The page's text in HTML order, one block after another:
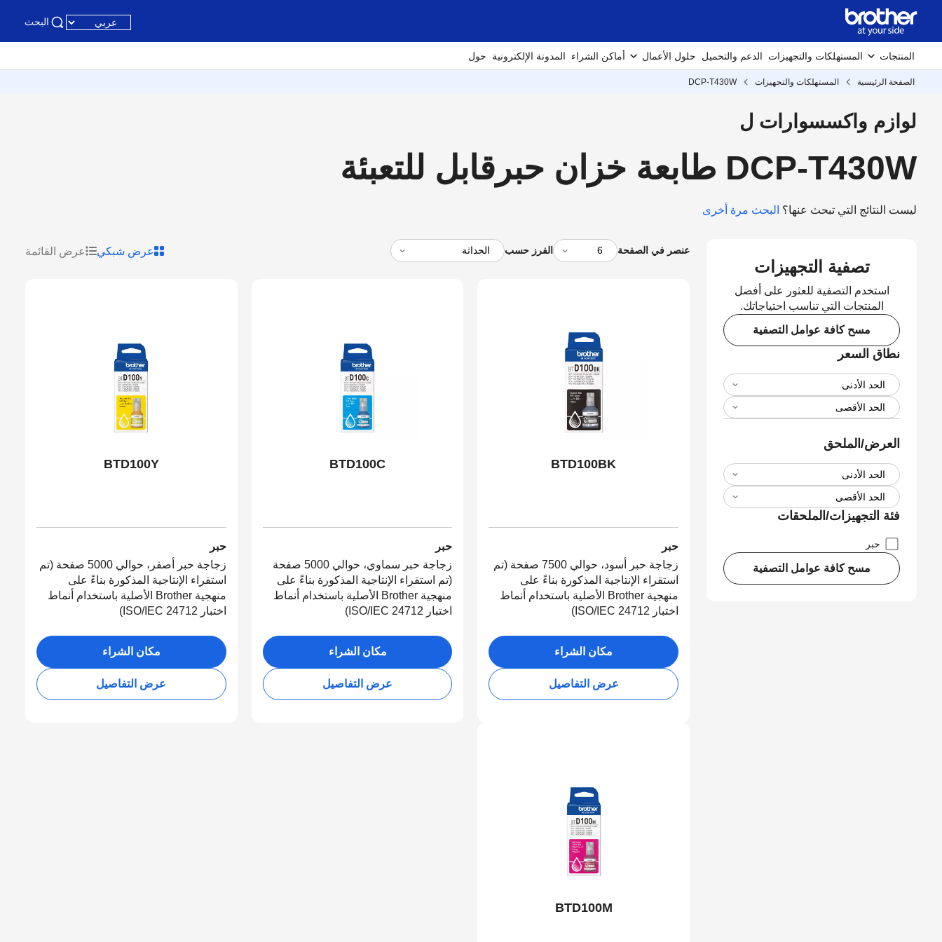
البحث
المنتجات المستهلكات والتجهيزات الدعم والتحميل حلول الأعمال أماكن الشراء المدونة الإلكترونية حول
الصفحة الرئيسية المستهلكات والتجهيزات DCP-T430W
لوازم واكسسوارات ل
DCP-T430W طابعة خزان حبرقابل للتعبئة
ليست النتائج التي تبحث عنها؟ البحث مرة أخرى
تصفية التجهيزات
استخدم التصفية للعثور على أفضل
المنتجات التي تناسب احتياجاتك.
مسح كافة عوامل التصفية
نطاق السعر
العرض/الملحق
فئة التجهيزات/الملحقات
حبر
مسح كافة عوامل التصفية
عنصر في الصفحة الفرز حسب عرض شبكي عرض القائمة
BTD100BK
حبر
زجاجة حبر أسود، حوالي 7500 صفحة (تم
استقراء الإنتاجية المذكورة بناءً على
منهجية Brother الأصلية باستخدام أنماط
اختبار ISO/IEC 24712)
مكان الشراء
عرض التفاصيل
BTD100C
حبر
زجاجة حبر سماوي، حوالي 5000 صفحة
(تم استقراء الإنتاجية المذكورة بناءً على
منهجية Brother الأصلية باستخدام أنماط
اختبار ISO/IEC 24712)
مكان الشراء
عرض التفاصيل
BTD100Y
حبر
زجاجة حبر أصفر، حوالي 5000 صفحة (تم
استقراء الإنتاجية المذكورة بناءً على
منهجية Brother الأصلية باستخدام أنماط
اختبار ISO/IEC 24712)
مكان الشراء
عرض التفاصيل
BTD100M